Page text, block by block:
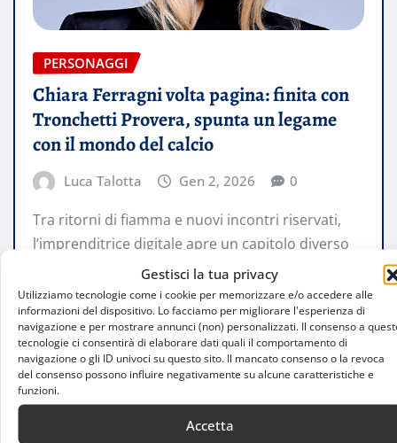
Gestisci la tua privacy
Utilizziamo tecnologie come i cookie per memorizzare e/o accedere alle
informazioni del dispositivo. Lo facciamo per migliorare l'esperienza di
navigazione e per mostrare annunci (non) personalizzati. Il consenso a
tecnologie ci consentirà di elaborare dati quali il comportamento di
navigazione o gli ID univoci su questo sito. Il mancato consenso o la revoca
del consenso possono influire negativamente su alcune caratteristiche e
funzioni.
Accetta
PERSONAGGI
Chiara Ferragni volta pagina: finita con
Tronchetti Provera, spunta un legame
con il mondo del calcio
Luca Talotta Gen 2, 2026 0
Tra ritorni di fiamma e nuovi incontri riservati,
l’imprenditrice digitale apre un capitolo diverso
anche lontano dai riflettori Anno nuovo,…
LEGGI TUTTO